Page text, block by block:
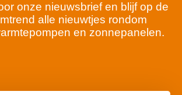
onze nieuwsbrief en blijf op de
alle nieuwtjes rondom
en zonnepanelen.